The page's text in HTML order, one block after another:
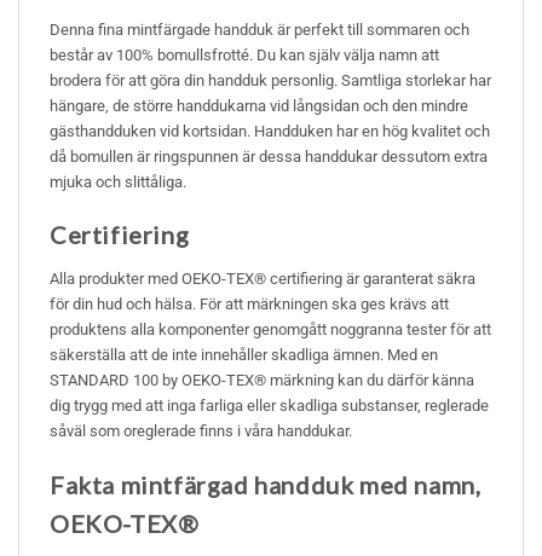
Denna fina mintfärgade handduk är perfekt till sommaren och
består av 100% bomullsfrotté. Du kan själv välja namn att
brodera för att göra din handduk personlig. Samtliga storlekar har
hängare, de större handdukarna vid långsidan och den mindre
gästhandduken vid kortsidan. Handduken har en hög kvalitet och
då bomullen är ringspunnen är dessa handdukar dessutom extra
mjuka och slittåliga.
Certifiering
Alla produkter med OEKO-TEX® certifiering är garanterat säkra
för din hud och hälsa. För att märkningen ska ges krävs att
produktens alla komponenter genomgått noggranna tester för att
säkerställa att de inte innehåller skadliga ämnen. Med en
STANDARD 100 by OEKO-TEX® märkning kan du därför känna
dig trygg med att inga farliga eller skadliga substanser, reglerade
såväl som oreglerade finns i våra handdukar.
Fakta mintfärgad handduk med namn,
OEKO-TEX®